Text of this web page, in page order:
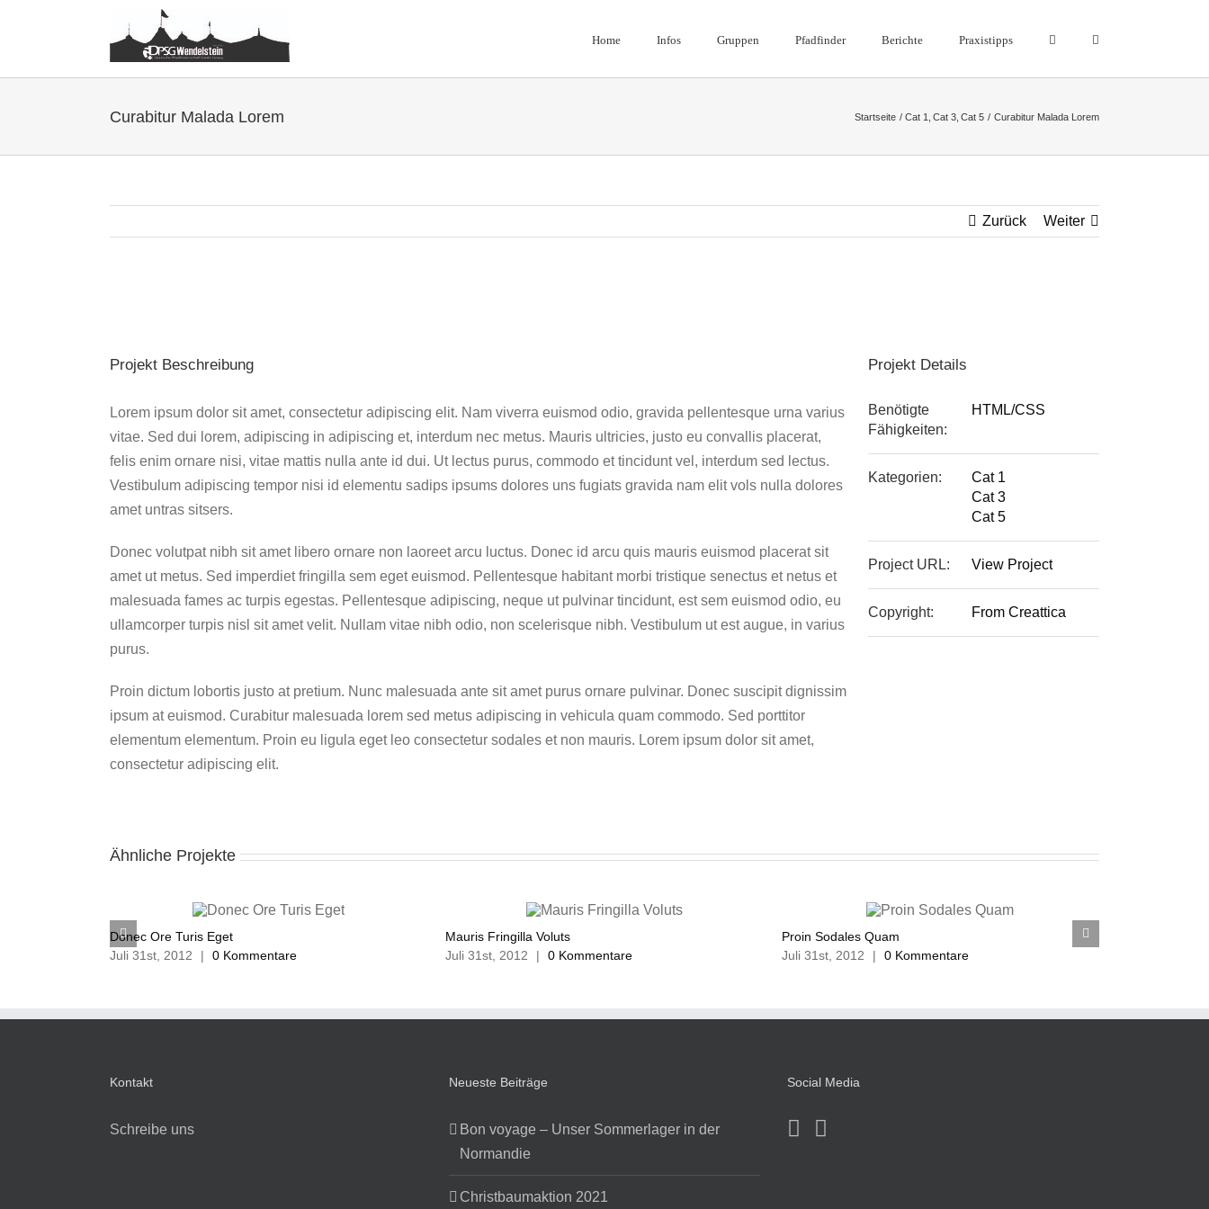
Home Infos Gruppen Pfadfinder Berichte Praxistipps
Curabitur Malada Lorem Startseite Cat 1 Cat 3 Cat 5 Curabitur Malada Lorem
Zurück Weiter
Projekt Beschreibung
Lorem ipsum dolor sit amet, consectetur adipiscing elit. Nam viverra euismod odio, gravida pellentesque urna varius
vitae. Sed dui lorem, adipiscing in adipiscing et, interdum nec metus. Mauris ultricies, justo eu convallis placerat,
felis enim ornare nisi, vitae mattis nulla ante id dui. Ut lectus purus, commodo et tincidunt vel, interdum sed lectus.
Vestibulum adipiscing tempor nisi id elementu sadips ipsums dolores uns fugiats gravida nam elit vols nulla dolores
amet untras sitsers.
Donec volutpat nibh sit amet libero ornare non laoreet arcu luctus. Donec id arcu quis mauris euismod placerat sit
amet ut metus. Sed imperdiet fringilla sem eget euismod. Pellentesque habitant morbi tristique senectus et netus et
malesuada fames ac turpis egestas. Pellentesque adipiscing, neque ut pulvinar tincidunt, est sem euismod odio, eu
ullamcorper turpis nisl sit amet velit. Nullam vitae nibh odio, non scelerisque nibh. Vestibulum ut est augue, in varius
purus.
Proin dictum lobortis justo at pretium. Nunc malesuada ante sit amet purus ornare pulvinar. Donec suscipit dignissim
ipsum at euismod. Curabitur malesuada lorem sed metus adipiscing in vehicula quam commodo. Sed porttitor
elementum elementum. Proin eu ligula eget leo consectetur sodales et non mauris. Lorem ipsum dolor sit amet,
consectetur adipiscing elit.
Projekt Details
Benötigte
Fähigkeiten:
HTML/CSS
Kategorien:
Cat 1
Cat 3
Cat 5
Project URL: View Project
Copyright: From Creattica
Ähnliche Projekte
Donec Ore Turis Eget
Juli 31st, 2012
| 0 Kommentare
Mauris Fringilla Voluts
Juli 31st, 2012
| 0 Kommentare
Proin Sodales Quam
Juli 31st, 2012
| 0 Kommentare
Kontakt
Schreibe uns
Neueste Beiträge
Bon voyage – Unser Sommerlager in der
Normandie
Christbaumaktion 2021
Social Media